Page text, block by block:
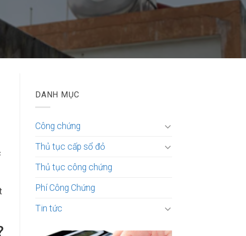
DANH MỤC
Công chứng
Thủ tục cấp sổ đỏ
Thủ tục công chứng
Phí Công Chứng
Tin tức